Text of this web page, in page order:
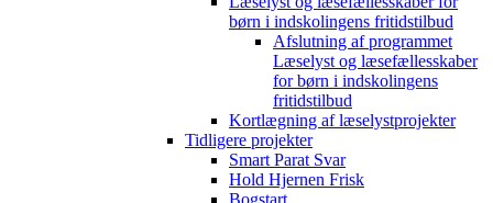
børn i indskolingens fritidstilbud
Afslutning af programmet
Læselyst og læsefællesskaber
for børn i indskolingens
fritidstilbud
Kortlægning af læselystprojekter
Tidligere projekter
Smart Parat Svar
Hold Hjernen Frisk
Bogstart